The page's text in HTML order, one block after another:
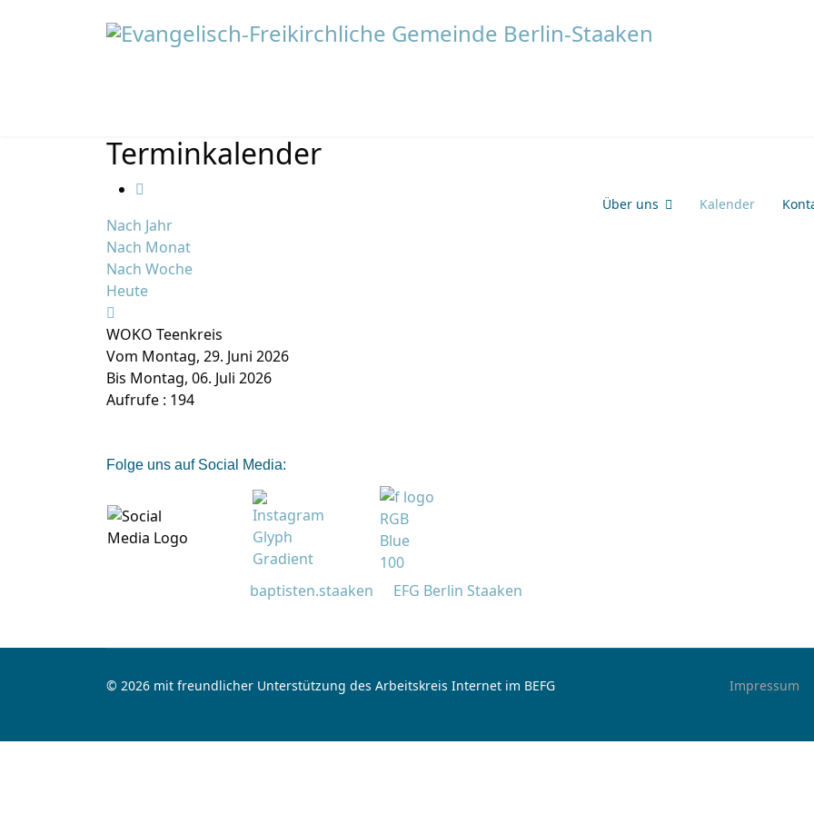
Über uns Kalender
Terminkalender
Nach Jahr
Nach Monat
Nach Woche
Heute
WOKO Teenkreis
Vom Montag, 29. Juni 2026
Bis Montag, 06. Juli 2026
Aufrufe : 194
Folge uns auf Social Media:
baptisten.staaken EFG Berlin Staaken
© 2026 mit freundlicher Unterstützung des Arbeitskreis Internet im BEFG Impressum